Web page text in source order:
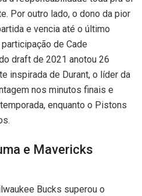
Por outro lado, o dono da pior
e vencia até o último
de Cade
draft de 2021 anotou 26
inspirada de Durant, o líder da
nos minutos finais e
enquanto o Pistons
e Mavericks
Bucks superou o